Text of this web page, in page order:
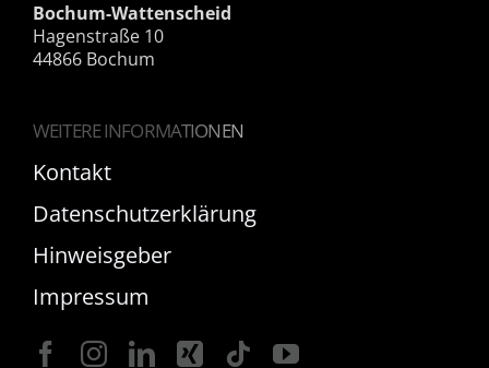
Bochum-Wattenscheid
Hagenstraße 10
44866 Bochum
WEITERE INFORMATIONEN
Kontakt
Datenschutzerklärung
Hinweisgeber
Impressum